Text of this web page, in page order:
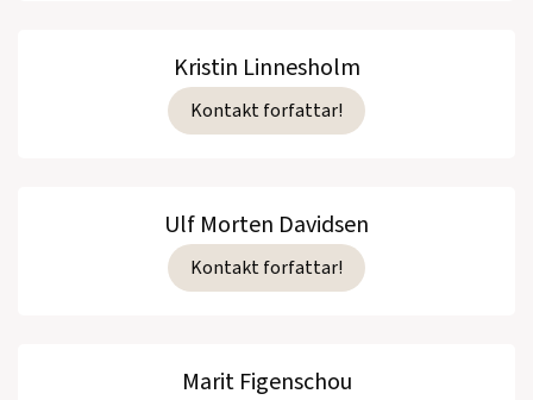
Kristin Linnesholm
Kontakt forfattar!
Ulf Morten Davidsen
Kontakt forfattar!
Marit Figenschou